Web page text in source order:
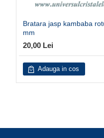
Bratara jasp kambaba
mm
20,00 Lei
Adauga in cos